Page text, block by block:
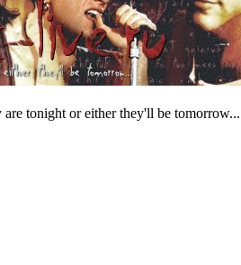
tonight or either they'll be tomorrow...